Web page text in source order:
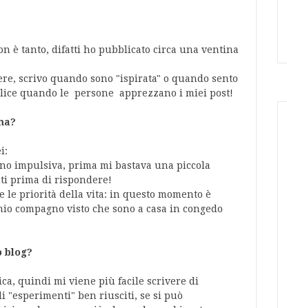
è tanto, difatti ho pubblicato circa una ventina
scrivo quando sono "ispirata" o quando sento
quando le persone apprezzano i miei post!
impulsiva, prima mi bastava una piccola
prima di rispondere!
le priorità della vita: in questo momento è
compagno visto che sono a casa in congedo
blog?
quindi mi viene più facile scrivere di
"esperimenti" ben riusciti, se si può